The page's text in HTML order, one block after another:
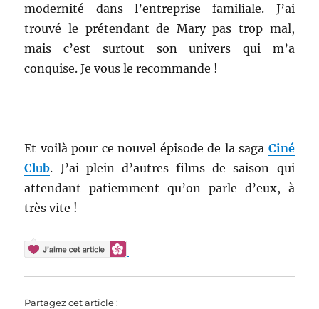
modernité dans l’entreprise familiale. J’ai
trouvé le prétendant de Mary pas trop mal,
mais c’est surtout son univers qui m’a
conquise. Je vous le recommande !
Et voilà pour ce nouvel épisode de la saga Ciné
Club. J’ai plein d’autres films de saison qui
attendant patiemment qu’on parle d’eux, à
très vite !
Partagez cet article :